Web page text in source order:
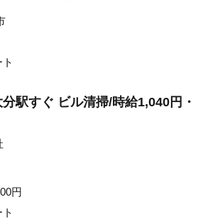
駅すぐ ビル清掃/時給1,040円・
円